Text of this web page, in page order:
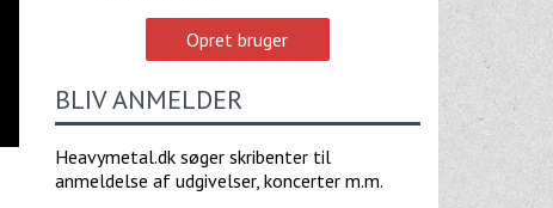
Opret bruger
BLIV ANMELDER
Heavymetal.dk søger skribenter til
anmeldelse af udgivelser, koncerter m.m.